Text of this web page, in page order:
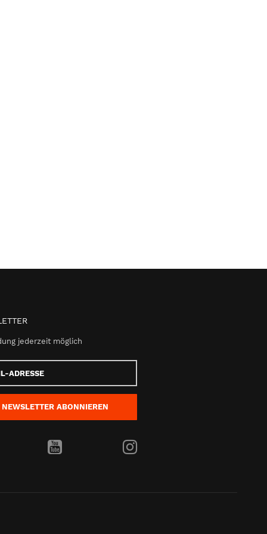
jederzeit möglich
NEWSLETTER ABONNIEREN